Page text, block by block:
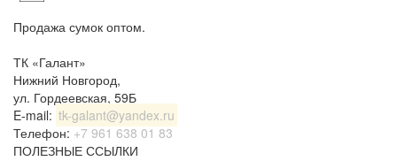
Продажа сумок оптом.
ТК «Галант»
Нижний Новгород,
ул. Гордеевская, 59Б
E-mail: tk-galant@yandex.ru
Телефон: +7 961 638 01 83
ПОЛЕЗНЫЕ ССЫЛКИ